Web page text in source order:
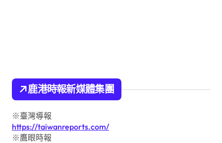
鹿港時報新媒體集團
※臺灣導報
https://taiwanreports.com/
※鷹眼時報